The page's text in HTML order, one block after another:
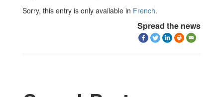
Sorry, this entry is only available in French.
Spread the news